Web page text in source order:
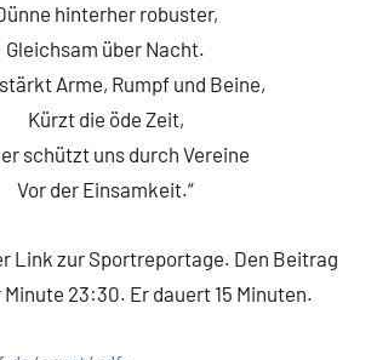
hinterher robuster,
Gleichsam über Nacht.
Arme, Rumpf und Beine,
Kürzt die öde Zeit,
schützt uns durch Vereine
Vor der Einsamkeit.“
Link zur Sportreportage. Den Beitrag
23:30. Er dauert 15 Minuten.